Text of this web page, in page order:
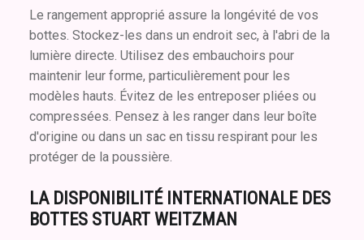
Le rangement approprié assure la longévité de vos
bottes. Stockez-les dans un endroit sec, à l'abri de la
lumière directe. Utilisez des embauchoirs pour
maintenir leur forme, particulièrement pour les
modèles hauts. Évitez de les entreposer pliées ou
compressées. Pensez à les ranger dans leur boîte
d'origine ou dans un sac en tissu respirant pour les
protéger de la poussière.
LA DISPONIBILITÉ INTERNATIONALE DES
BOTTES STUART WEITZMAN